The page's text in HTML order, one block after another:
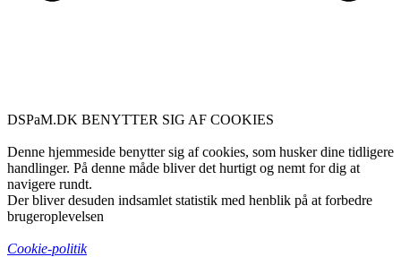
DSPaM.DK BENYTTER SIG AF COOKIES
Denne hjemmeside benytter sig af cookies, som husker dine tidligere
handlinger. På denne måde bliver det hurtigt og nemt for dig at
navigere rundt.
Der bliver desuden indsamlet statistik med henblik på at forbedre
brugeroplevelsen
Cookie-politik